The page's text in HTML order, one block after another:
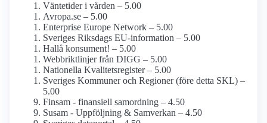
Väntetider i vården – 5.00
Avropa.se – 5.00
Enterprise Europe Network – 5.00
Sveriges Riksdags EU-information – 5.00
Hallå konsument! – 5.00
Webbriktlinjer från DIGG – 5.00
Nationella Kvalitetsregister – 5.00
Sveriges Kommuner och Regioner (före detta SKL) –
5.00
Finsam - finansiell samordning – 4.50
Susam - Uppföljning & Samverkan – 4.50